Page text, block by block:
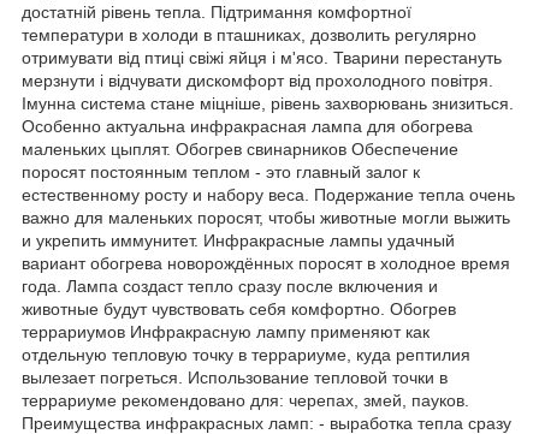
достатній рівень тепла. Підтримання комфортної
температури в холоди в пташниках, дозволить регулярно
отримувати від птиці свіжі яйця і м'ясо. Тварини перестануть
мерзнути і відчувати дискомфорт від прохолодного повітря.
Імунна система стане міцніше, рівень захворювань знизиться.
Особенно актуальна инфракрасная лампа для обогрева
маленьких цыплят. Обогрев свинарников Обеспечение
поросят постоянным теплом - это главный залог к
естественному росту и набору веса. Подержание тепла очень
важно для маленьких поросят, чтобы животные могли выжить
и укрепить иммунитет. Инфракрасные лампы удачный
вариант обогрева новорождённых поросят в холодное время
года. Лампа создаст тепло сразу после включения и
животные будут чувствовать себя комфортно. Обогрев
террариумов Инфракрасную лампу применяют как
отдельную тепловую точку в террариуме, куда рептилия
вылезает погреться. Использование тепловой точки в
террариуме рекомендовано для: черепах, змей, пауков.
Преимущества инфракрасных ламп: - выработка тепла сразу